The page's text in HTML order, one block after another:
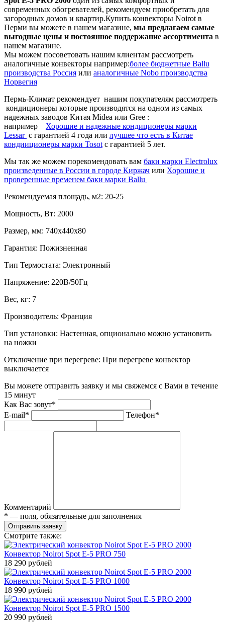
современных обогревателей, рекомендуем приобретать для
загородных домов и квартир.Купить конвекторы Noirot в
Перми вы можете в нашем магазине, мы предлагаем самые
выгодные цены и постоянное поддержание ассортимента в
нашем магазине.
Мы можем посоветовать нашим клиентам рассмотреть
аналогичные конвекторы например:более бюджетные Ballu
производства Россия или аналогичные Nobo производства
Норвегия
Пермь-Климат рекомендует нашим покупателям рассмотреть
кондиционеры которые производятся на одном из самых
надежных заводов Китая Midea или Gree :
например Хорошие и надежные кондиционеры марки
Lessar c гарантией 4 года или лучшее что есть в Китае
кондииционеры марки Tosot с гарантией 5 лет.
Мы так же можем порекомендовать вам баки марки Electrolux
произведенные в России в городе Киржач или Хорошие и
проверенные временем баки марки Ballu
Рекомендуемая площадь, м2: 20-25
Мощность, Вт: 2000
Размер, мм: 740x440x80
Гарантия: Пожизненная
Тип Термостата: Электронный
Напряжение: 220В/50Гц
Вес, кг: 7
Производитель: Франция
Тип установки: Настенная, опционально можно установить
на ножки
Отключение при перегреве: При перегреве конвектор
выключается
Вы можете отправить заявку и мы свяжемся с Вами в течение
15 минут
Как Вас зовут*
E-mail*
Телефон*
Комментарий
* — поля, обязательные для заполнения
Отправить заявку
Смотрите также:
Конвектор Noirot Spot E-5 PRO 750
18 290 рублей
Конвектор Noirot Spot E-5 PRO 1000
18 990 рублей
Конвектор Noirot Spot E-5 PRO 1500
20 990 рублей